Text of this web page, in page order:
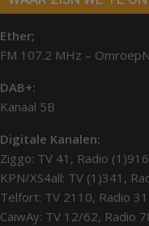
Ether;
FM 107.2 MHz –
DAB+:
Kanaal 5B
Digitale Kanalen:
Ziggo: TV 41, Radio (1)916
KPN/XS4all: TV (1)341,
Telfort: TV 2110, Radio
CaiwAy: TV 12/62, Radio